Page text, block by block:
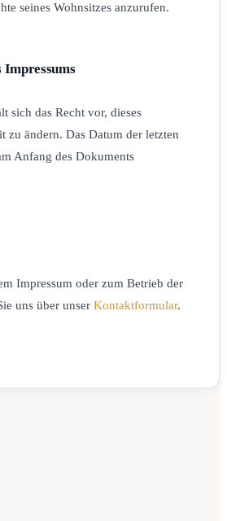
seines Wohnsitzes anzurufen.
Impressums
sich das Recht vor, dieses
zu ändern. Das Datum der letzten
Anfang des Dokuments
Impressum oder zum Betrieb der
uns über unser Kontaktformular.